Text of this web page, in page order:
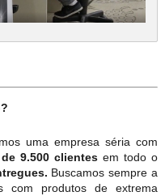
uma empresa séria com
de 9.500 clientes em todo o
Buscamos sempre a
com produtos de extrema